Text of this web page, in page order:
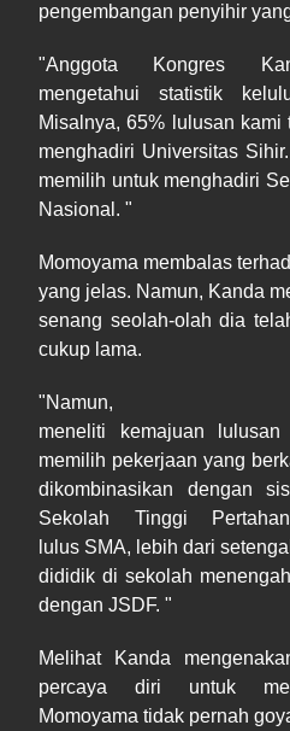
pengembangan penyihir
"Anggota Kongres
mengetahui statistik
Misalnya, 65% lulusan
menghadiri Universitas
memilih untuk menghadiri
Nasional. "
Momoyama membalas
yang jelas. Namun, Kanda
senang seolah-olah dia
cukup lama.
"Namun,
meneliti kemajuan
memilih pekerjaan yang
dikombinasikan dengan
Sekolah Tinggi
lulus SMA, lebih dari
dididik di sekolah
dengan JSDF. "
Melihat Kanda
percaya diri untuk
Momoyama tidak pernah